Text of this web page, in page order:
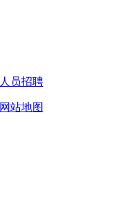
人员招聘
网站地图